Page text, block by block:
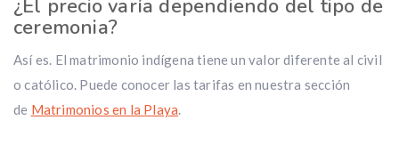
¿El precio varía dependiendo del tipo de
ceremonia?
Así es. El matrimonio indígena tiene un valor diferente al civil
o católico. Puede conocer las tarifas en nuestra sección
de Matrimonios en la Playa.